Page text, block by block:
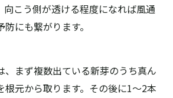
向こう側が透ける程度になれば風通
にも繋がります。
、まず複数出ている新芽のうち真ん
根元から取ります。その後に1～2本